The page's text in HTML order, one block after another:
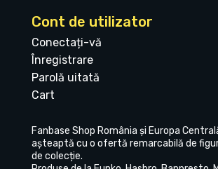
Cont de utilizator
Conectați-vă
Înregistrare
Parolă uitată
Cart
Fanbase Shop România și Europa
așteaptă cu o ofertă remarcabilă de
de colecție.